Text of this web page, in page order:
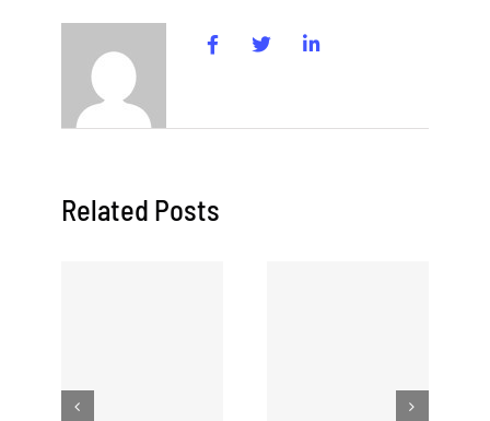
Related Posts